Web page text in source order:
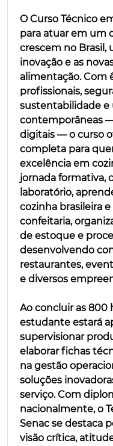
O Curso Técnico
para atuar em um
crescem no Brasil,
inovação e as
alimentação. Com
profissionais,
sustentabilidade e
contemporâneas
digitais — o curso
completa para
excelência em
jornada formativa,
laboratório,
cozinha brasileira
confeitaria,
de estoque e
desenvolvendo
restaurantes,
e diversos
Ao concluir as 800
estudante estará
supervisionar
elaborar fichas
na gestão
soluções
serviço. Com
nacionalmente, o
Senac se destaca
visão crítica,